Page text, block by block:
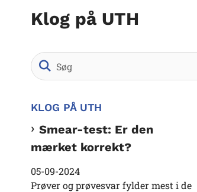
Klog på UTH
KLOG PÅ UTH
Smear-test: Er den
mærket korrekt?
05-09-2024
Prøver og prøvesvar fylder mest i de